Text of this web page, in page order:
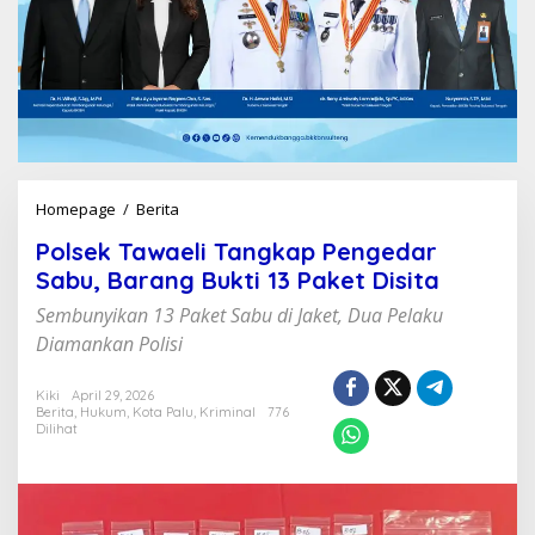
Homepage / Berita
l
s
e
k
T
e
T
Polsek Tawaeli Tangkap Pengedar
Sabu, Barang Bukti 13 Paket Disita
Sembunyikan 13 Paket Sabu di Jaket, Dua Pelaku
Diamankan Polisi
Kiki
April 29, 2026
Berita Hukum Kota Palu Kriminal
776
Dilihat